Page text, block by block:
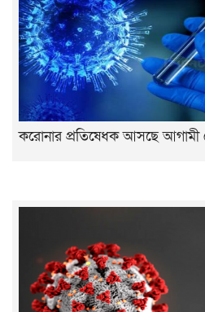
করোনার প্রতিষেধক আসছে আগামী